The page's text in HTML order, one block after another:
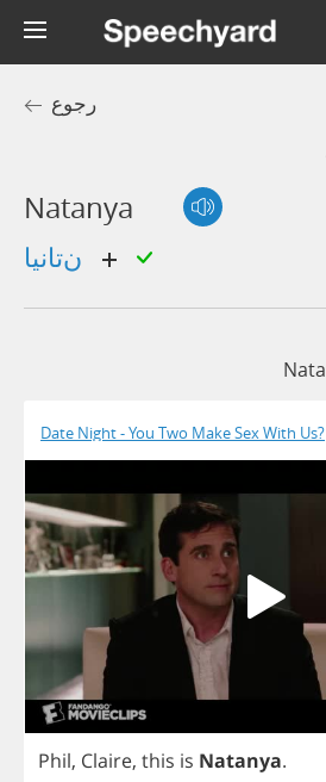
رجوع
Natanya
Date Night - You Two Make Sex With Us?
Phil, Claire, this is Natanya.